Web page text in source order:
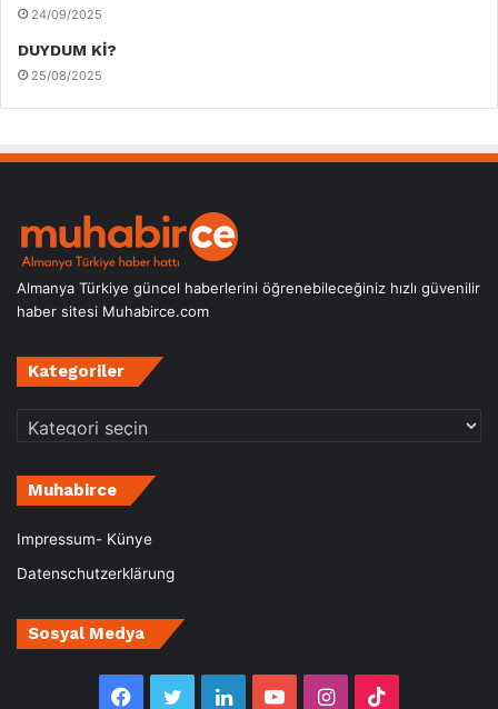
24/09/2025
DUYDUM Kİ?
25/08/2025
Almanya Türkiye güncel haberlerini öğrenebileceğiniz hızlı güvenilir
haber sitesi Muhabirce.com
Kategoriler
Kategoriler
Muhabirce
Impressum- Künye
Datenschutzerklärung
Sosyal Medya
Facebook
TwitterLinkedInYouTubeInstagram